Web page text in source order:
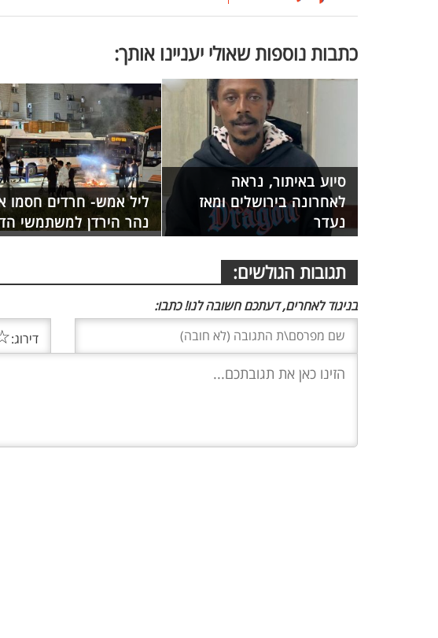
כתבות נוספות שאולי יעניינו אותך:
סיוע באיתור, נראה
לאחרונה בירושלים ומאז
נעדר
ליל אמש- חרדים חסמו
נהר הירדן למשתמשי
תגובות הגולשים:
בניגוד לאחרים, דעתכם חשובה לנו! כתבו:
דירוג: